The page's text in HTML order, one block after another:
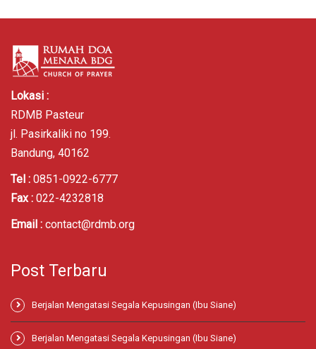
Lokasi :
RDMB Pasteur
jl. Pasirkaliki no 199.
Bandung, 40162
Tel : 0851-0922-6777
Fax : 022-4232818
Email : contact@rdmb.org
Post Terbaru
Berjalan Mengatasi Segala Kepusingan (Ibu Siane)
Berjalan Mengatasi Segala Kepusingan (Ibu Siane)